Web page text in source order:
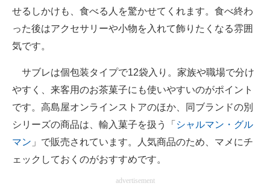
せるしかけも、食べる人を驚かせてくれます。食べ終わ
った後はアクセサリーや小物を入れて飾りたくなる雰囲
気です。
サブレは個包装タイプで12袋入り。家族や職場で分け
やすく、来客用のお茶菓子にも使いやすいのがポイント
です。高島屋オンラインストアのほか、同ブランドの別
シリーズの商品は、輸入菓子を扱う「 シャルマン・グル
マン 」で販売されています。人気商品のため、マメにチ
ェックしておくのがおすすめです。
advertisement